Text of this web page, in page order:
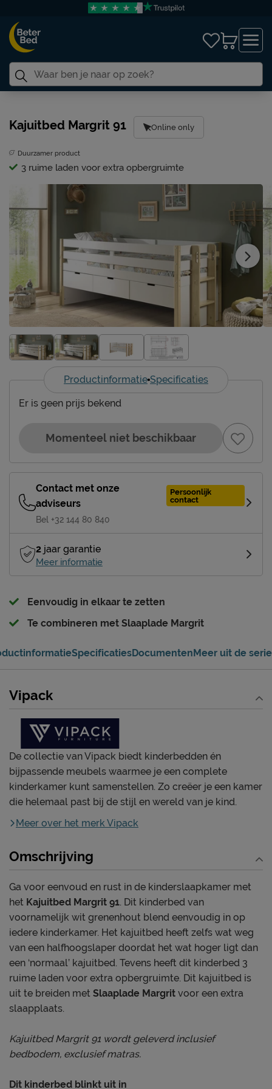
Kajuitbed Margrit 91 Online only
Duurzamer product
3 ruime laden voor extra opbergruimte
Productinformatie Specificaties
Er is geen prijs bekend
Momenteel niet beschikbaar
Contact met onze
adviseurs
Persoonlijk
contact
Bel +32 144 80 840
2 jaar garantie
Meer informatie
Eenvoudig in elkaar te zetten
Te combineren met Slaaplade Margrit
SpecificatiesDocumentenMeer uit de serie
Vipack
De collectie van Vipack biedt kinderbedden én
bijpassende meubels waarmee je een complete
kinderkamer kunt samenstellen. Zo creëer je een kamer
die helemaal past bij de stijl en wereld van je kind.
Meer over het merk Vipack
Omschrijving
Ga voor eenvoud en rust in de kinderslaapkamer met
het Kajuitbed Margrit 91. Dit kinderbed van
voornamelijk wit grenenhout blend eenvoudig in op
iedere kinderkamer. Het kajuitbed heeft zelfs wat weg
van een halfhoogslaper doordat het wat hoger ligt dan
een ‘normaal’ kajuitbed. Tevens heeft dit kinderbed 3
ruime laden voor extra opbergruimte. Dit kajuitbed is
uit te breiden met Slaaplade Margrit voor een extra
slaapplaats.
Kajuitbed Margrit 91 wordt geleverd inclusief
bedbodem, exclusief matras.
Dit kinderbed blinkt uit in